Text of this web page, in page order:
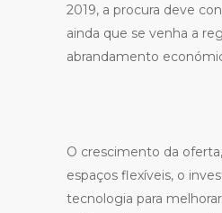
2019, a procura deve
ainda que se venha a
abrandamento
O crescimento da
espaços flexíveis, o
tecnologia para